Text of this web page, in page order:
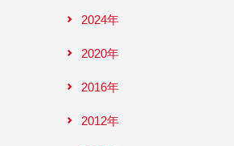
2024年
2020年
2016年
2012年